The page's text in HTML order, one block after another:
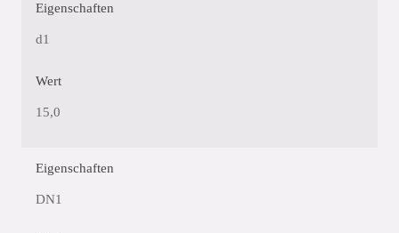
Eigenschaften
d1
Wert
15,0
Eigenschaften
DN1